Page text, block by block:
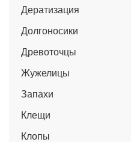
Дератизация
Долгоносики
Древоточцы
Жужелицы
Запахи
Клещи
Клопы